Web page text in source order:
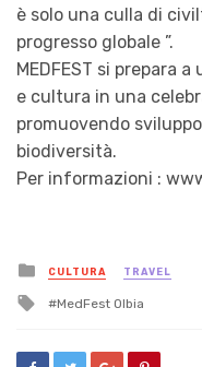
è solo una culla di
progresso globale ”.
MEDFEST si prepara
e cultura in una
promuovendo
biodiversità.
Per informazioni :
Posted
in
CULTURA TRAVEL
Tagged
MedFest Olbia